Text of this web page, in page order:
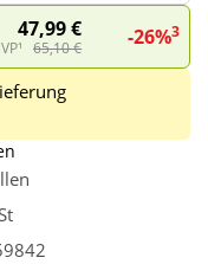
47,99 €
65,10 € -26%3